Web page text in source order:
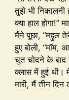
तुझे भी निकालनी
क्या हाल होगा!”
मैंने पूछा, “महुल
हुए बोली, “मॉम,
चूत चोदने के बाद
क्लास में हुई थी।
मारी, मैं तीन